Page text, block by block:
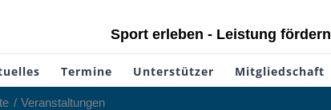
Sport erleben - Leistung fördern
Termine Unterstützer Mitgliedschaft
Veranstaltungen